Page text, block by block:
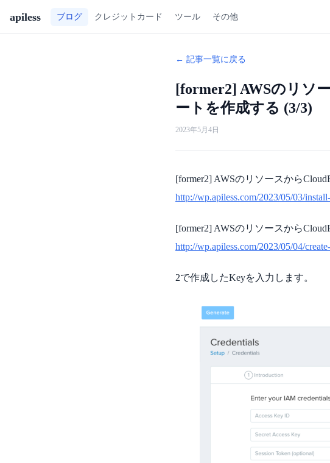
apiless ブログ クレジットカード ツール その他
← 記事一覧に戻る
[former2] AWSのリソ
ートを作成する (3/3)
2023年5月4日
[former2] AWSのリソースから
http://wp.apiless.com/2023/05/03/
[former2] AWSのリソースから
http://wp.apiless.com/2023/05/04/
2で作成したKeyを入力します。